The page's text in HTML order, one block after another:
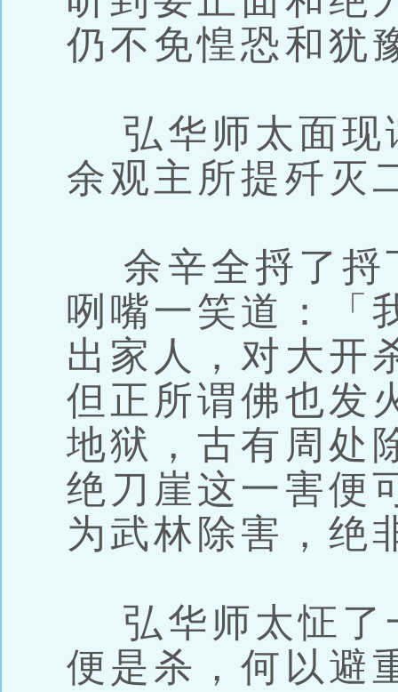
仍不免惶恐和犹
弘华师太面现
余观主所提歼灭
余辛全捋了捋
咧嘴一笑道：「
出家人，对大开
但正所谓佛也发
地狱，古有周处
绝刀崖这一害便
为武林除害，绝
弘华师太怔了
便是杀，何以避